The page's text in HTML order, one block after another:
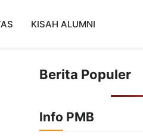
KISAH ALUMNI
Berita Populer
Info PMB